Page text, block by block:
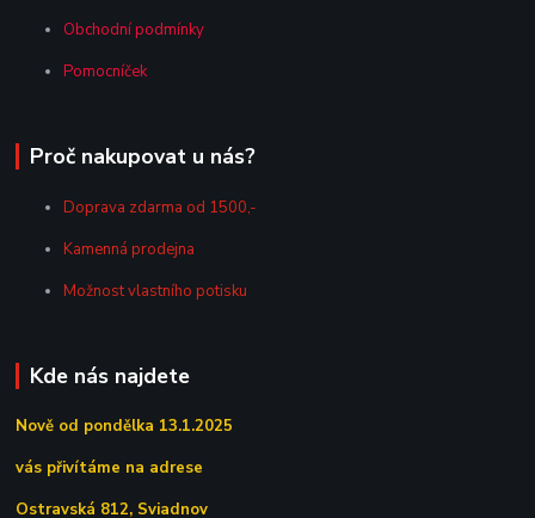
Obchodní podmínky
Pomocníček
Proč nakupovat u nás?
Doprava zdarma od 1500,-
Kamenná prodejna
Možnost vlastního potisku
Kde nás najdete
Nově od pondělka 13.1.2025
vás přivítáme na adrese
Ostravská 812, Sviadnov